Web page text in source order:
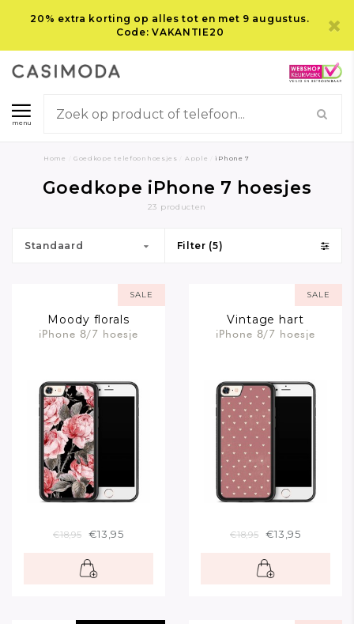
20% extra korting op alles tot en met 9 augustus.
Code: VAKANTIE20
menu
Home Goedkope telefoonhoesjes Apple iPhone 7
Goedkope iPhone 7 hoesjes
23 producten
Standaard Filter (5)
SALE
Moody florals
iPhone 8/7 hoesje
€18,95 €13,95
SALE
Vintage hart
iPhone 8/7 hoesje
€18,95 €13,95